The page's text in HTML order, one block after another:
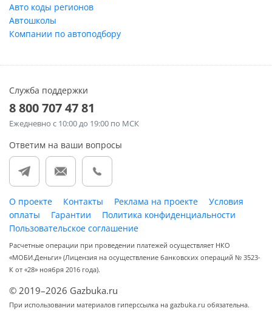
Авто коды регионов
Автошколы
Компании по автоподбору
Служба поддержки
8 800 707 47 81
Ежедневно с 10:00 до 19:00 по МСК
Ответим на ваши вопросы
О проекте Контакты Реклама на проекте
Условия
оплаты
Гарантии
Политика конфиденциальности
Пользовательское соглашение
Расчетные операции при проведении платежей осуществляет НКО
«МОБИ.Деньги» (Лицензия на осуществление банковских операций № 3523-
К от «28» ноября 2016 года).
© 2019–2026 Gazbuka.ru
При использовании материалов гиперссылка на gazbuka.ru обязательна.